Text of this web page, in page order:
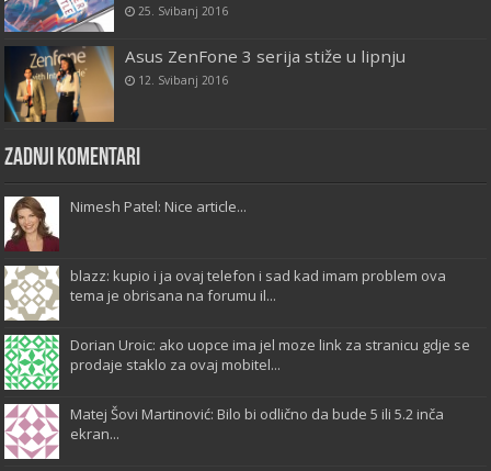
25. Svibanj 2016
Asus ZenFone 3 serija stiže u lipnju
12. Svibanj 2016
Zadnji komentari
Nimesh Patel: Nice article...
blazz: kupio i ja ovaj telefon i sad kad imam problem ova
tema je obrisana na forumu il...
Dorian Uroic: ako uopce ima jel moze link za stranicu gdje se
prodaje staklo za ovaj mobitel...
Matej Šovi Martinović: Bilo bi odlično da bude 5 ili 5.2 inča
ekran...